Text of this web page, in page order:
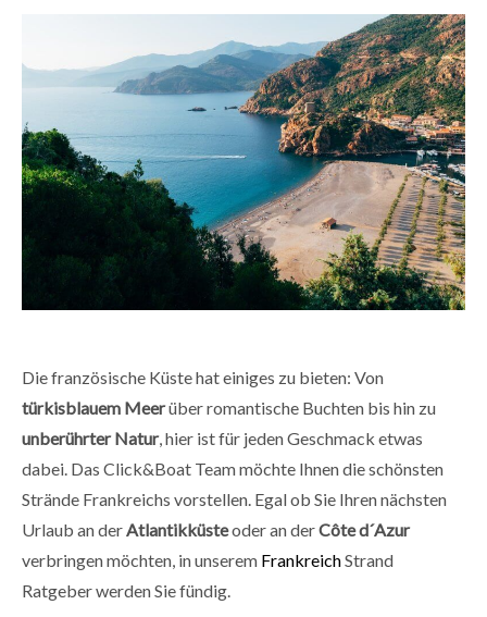
Die französische Küste hat einiges zu bieten: Von
türkisblauem Meerüber romantische Buchten bis hin zu
unberührter Natur, hier ist für jeden Geschmack etwas
dabei. Das Click&Boat Team möchte Ihnen die schönsten
Strände Frankreichs vorstellen. Egal ob Sie Ihren nächsten
Urlaub an derAtlantikküsteoder an derCôte d´Azur
verbringen möchten, in unserem FrankreichStrand
Ratgeber werden Sie fündig.